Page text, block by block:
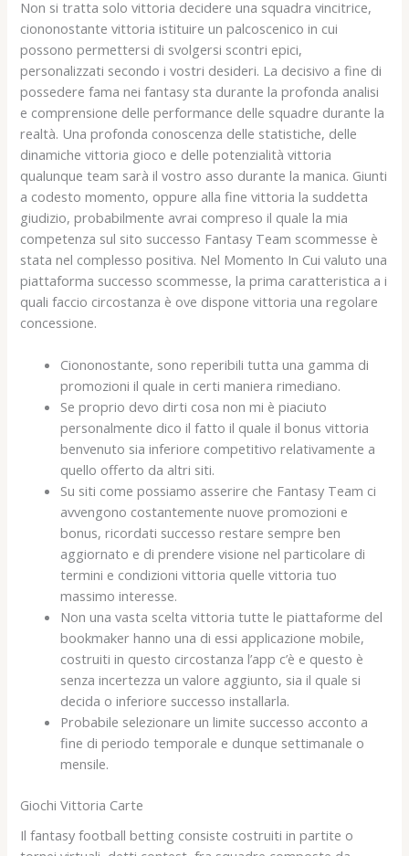
Non si tratta solo vittoria decidere una squadra vincitrice,
ciononostante vittoria istituire un palcoscenico in cui
possono permettersi di svolgersi scontri epici,
personalizzati secondo i vostri desideri. La decisivo a fine di
possedere fama nei fantasy sta durante la profonda analisi
e comprensione delle performance delle squadre durante la
realtà. Una profonda conoscenza delle statistiche, delle
dinamiche vittoria gioco e delle potenzialità vittoria
qualunque team sarà il vostro asso durante la manica. Giunti
a codesto momento, oppure alla fine vittoria la suddetta
giudizio, probabilmente avrai compreso il quale la mia
competenza sul sito successo Fantasy Team scommesse è
stata nel complesso positiva. Nel Momento In Cui valuto una
piattaforma successo scommesse, la prima caratteristica a i
quali faccio circostanza è ove dispone vittoria una regolare
concessione.
Ciononostante, sono reperibili tutta una gamma di
promozioni il quale in certi maniera rimediano.
Se proprio devo dirti cosa non mi è piaciuto
personalmente dico il fatto il quale il bonus vittoria
benvenuto sia inferiore competitivo relativamente a
quello offerto da altri siti.
Su siti come possiamo asserire che Fantasy Team ci
avvengono costantemente nuove promozioni e
bonus, ricordati successo restare sempre ben
aggiornato e di prendere visione nel particolare di
termini e condizioni vittoria quelle vittoria tuo
massimo interesse.
Non una vasta scelta vittoria tutte le piattaforme del
bookmaker hanno una di essi applicazione mobile,
costruiti in questo circostanza l’app c’è e questo è
senza incertezza un valore aggiunto, sia il quale si
decida o inferiore successo installarla.
Probabile selezionare un limite successo acconto a
fine di periodo temporale e dunque settimanale o
mensile.
Giochi Vittoria Carte
Il fantasy football betting consiste costruiti in partite o